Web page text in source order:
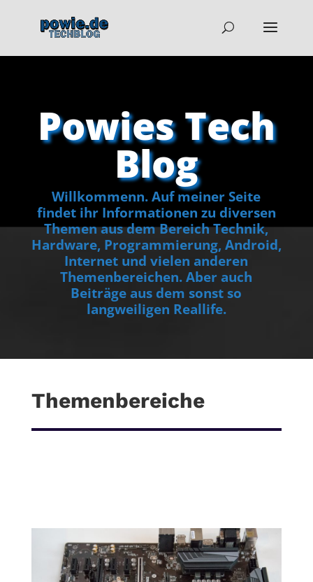
Powies Tech
Blog
Willkommenn. Auf meiner Seite
findet ihr Informationen zu diversen
Themen aus dem Bereich Technik,
Hardware, Programmierung, Android,
Internet und vielen anderen
Themenbereichen. Aber auch
Beiträge aus dem sonst so
langweiligen Reallife.
Themenbereiche